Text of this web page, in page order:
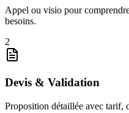
Appel ou visio pour
besoins.
2
Devis & Validation
Proposition détaillée avec tarif,